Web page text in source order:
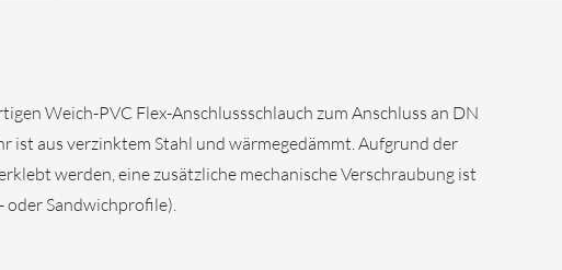
Weich-PVC Flex-Anschlussschlauch zum Anschluss an DN
aus verzinktem Stahl und wärmegedämmt. Aufgrund der
werden, eine zusätzliche mechanische Verschraubung ist
oder Sandwichprofile).